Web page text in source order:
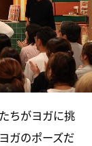
ちがヨガに挑
ガのポーズだ